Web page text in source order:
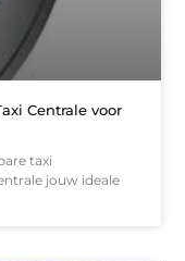
Centrale voor
taxi
jouw ideale